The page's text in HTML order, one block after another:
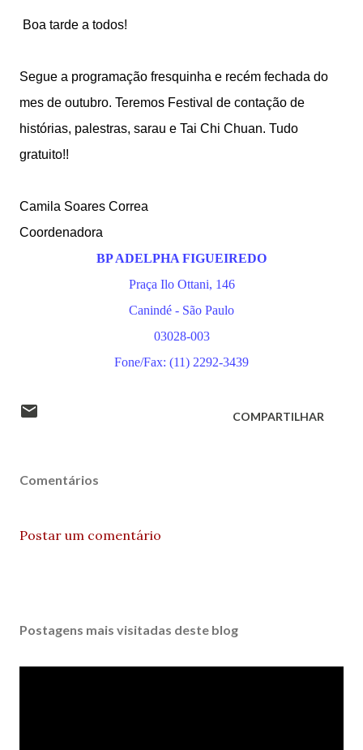
Boa tarde a todos!
Segue a programação fresquinha e recém fechada do
mes de outubro. Teremos Festival de contação de
histórias, palestras, sarau e Tai Chi Chuan. Tudo
gratuito!!
Camila Soares Correa
Coordenadora
BP ADELPHA FIGUEIREDO
Praça Ilo Ottani, 146
Canindé - São Paulo
03028-003
Fone/Fax: (11) 2292-3439
COMPARTILHAR
Comentários
Postar um comentário
Postagens mais visitadas deste blog